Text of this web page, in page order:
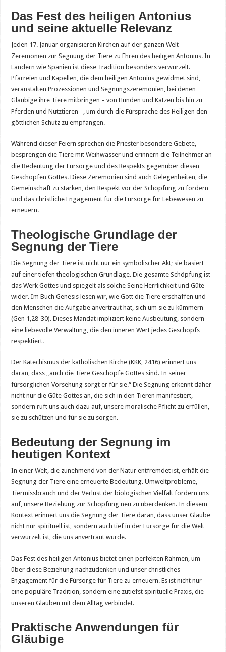
Das Fest des heiligen Antonius
und seine aktuelle Relevanz
Jeden 17. Januar organisieren Kirchen auf der ganzen Welt
Zeremonien zur Segnung der Tiere zu Ehren des heiligen Antonius. In
Ländern wie Spanien ist diese Tradition besonders verwurzelt.
Pfarreien und Kapellen, die dem heiligen Antonius gewidmet sind,
veranstalten Prozessionen und Segnungszeremonien, bei denen
Gläubige ihre Tiere mitbringen – von Hunden und Katzen bis hin zu
Pferden und Nutztieren –, um durch die Fürsprache des Heiligen den
göttlichen Schutz zu empfangen.
Während dieser Feiern sprechen die Priester besondere Gebete,
besprengen die Tiere mit Weihwasser und erinnern die Teilnehmer an
die Bedeutung der Fürsorge und des Respekts gegenüber diesen
Geschöpfen Gottes. Diese Zeremonien sind auch Gelegenheiten, die
Gemeinschaft zu stärken, den Respekt vor der Schöpfung zu fördern
und das christliche Engagement für die Fürsorge für Lebewesen zu
erneuern.
Theologische Grundlage der
Segnung der Tiere
Die Segnung der Tiere ist nicht nur ein symbolischer Akt; sie basiert
auf einer tiefen theologischen Grundlage. Die gesamte Schöpfung ist
das Werk Gottes und spiegelt als solche Seine Herrlichkeit und Güte
wider. Im Buch Genesis lesen wir, wie Gott die Tiere erschaffen und
den Menschen die Aufgabe anvertraut hat, sich um sie zu kümmern
(Gen 1,28-30). Dieses Mandat impliziert keine Ausbeutung, sondern
eine liebevolle Verwaltung, die den inneren Wert jedes Geschöpfs
respektiert.
Der Katechismus der katholischen Kirche (KKK, 2416) erinnert uns
daran, dass „auch die Tiere Geschöpfe Gottes sind. In seiner
fürsorglichen Vorsehung sorgt er für sie.“ Die Segnung erkennt daher
nicht nur die Güte Gottes an, die sich in den Tieren manifestiert,
sondern ruft uns auch dazu auf, unsere moralische Pflicht zu erfüllen,
sie zu schützen und für sie zu sorgen.
Bedeutung der Segnung im
heutigen Kontext
In einer Welt, die zunehmend von der Natur entfremdet ist, erhält die
Segnung der Tiere eine erneuerte Bedeutung. Umweltprobleme,
Tiermissbrauch und der Verlust der biologischen Vielfalt fordern uns
auf, unsere Beziehung zur Schöpfung neu zu überdenken. In diesem
Kontext erinnert uns die Segnung der Tiere daran, dass unser Glaube
nicht nur spirituell ist, sondern auch tief in der Fürsorge für die Welt
verwurzelt ist, die uns anvertraut wurde.
Das Fest des heiligen Antonius bietet einen perfekten Rahmen, um
über diese Beziehung nachzudenken und unser christliches
Engagement für die Fürsorge für Tiere zu erneuern. Es ist nicht nur
eine populäre Tradition, sondern eine zutiefst spirituelle Praxis, die
unseren Glauben mit dem Alltag verbindet.
Praktische Anwendungen für
Gläubige